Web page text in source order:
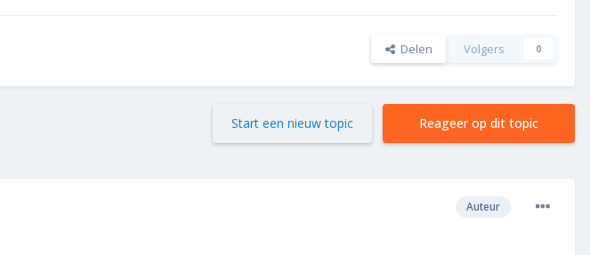
Delen Volgers 0
Reageer op dit topic
Start een nieuw topic
Auteur